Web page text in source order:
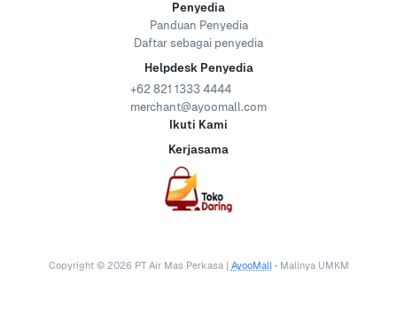
Penyedia
Panduan Penyedia
Daftar sebagai penyedia
Helpdesk Penyedia
+62 821 1333 4444
merchant@ayoomall.com
Ikuti Kami
Kerjasama
Copyright © 2026 PT Air Mas Perkasa | AyooMall • Mallnya UMKM